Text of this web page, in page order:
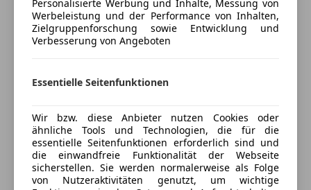
Tempomat
Unterhaltung/Media
Apple CarPlay
Freisprecheinrichtung
Induktionsladen für Smartphones
MP3
Radio
Soundsystem
anpassen
Freischaden-Gutschein ab Stufe 0
Auto einfach online versichern & Rabatt holen
Verkäufer Händler
Personalisierte Werbung und Inhalte, Messung von
Werbeleistung und der Performance von Inhalten,
Zielgruppenforschung sowie Entwicklung und
Verbesserung von Angeboten
Essentielle Seitenfunktionen
Wir bzw. diese Anbieter nutzen Cookies oder
ähnliche Tools und Technologien, die für die
essentielle Seitenfunktionen erforderlich sind und
die einwandfreie Funktionalität der Webseite
sicherstellen. Sie werden normalerweise als Folge
von Nutzeraktivitäten genutzt, um wichtige